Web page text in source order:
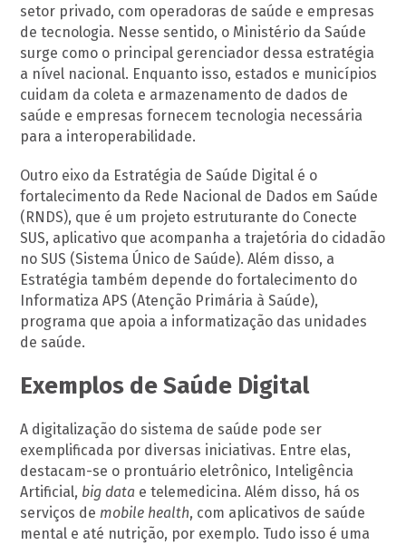
setor privado, com operadoras de saúde e empresas
de tecnologia. Nesse sentido, o Ministério da Saúde
surge como o principal gerenciador dessa estratégia
a nível nacional. Enquanto isso, estados e municípios
cuidam da coleta e armazenamento de dados de
saúde e empresas fornecem tecnologia necessária
para a interoperabilidade.
Outro eixo da Estratégia de Saúde Digital é o
fortalecimento da Rede Nacional de Dados em Saúde
(RNDS), que é um projeto estruturante do Conecte
SUS, aplicativo que acompanha a trajetória do cidadão
no SUS (Sistema Único de Saúde). Além disso, a
Estratégia também depende do fortalecimento do
Informatiza APS (Atenção Primária à Saúde),
programa que apoia a informatização das unidades
de saúde.
Exemplos de Saúde Digital
A digitalização do sistema de saúde pode ser
exemplificada por diversas iniciativas. Entre elas,
destacam-se o prontuário eletrônico, Inteligência
Artificial, big data e telemedicina. Além disso, há os
serviços de mobile health, com aplicativos de saúde
mental e até nutrição, por exemplo. Tudo isso é uma